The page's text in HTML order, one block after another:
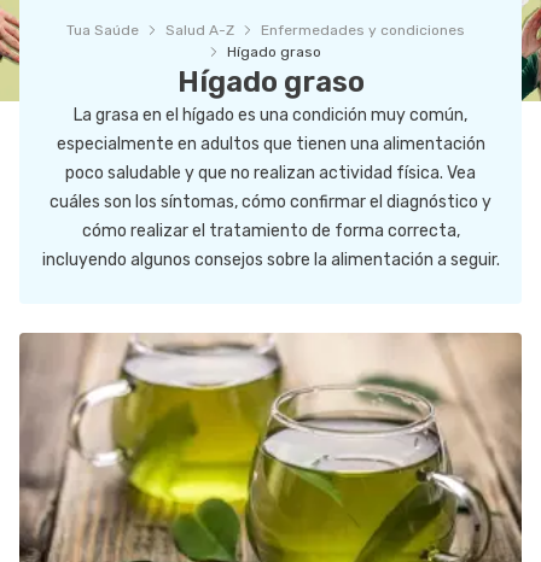
EMBARAZO
BIENESTAR
SIGUE TUA SAÚDE EN LAS REDES SOCIALES
Tua Saúde Salud A-Z
Enfermedades y condiciones
Hígado graso
Hígado graso
La grasa en el hígado es una condición muy común,
especialmente en adultos que tienen una alimentación
poco saludable y que no realizan actividad física. Vea
cuáles son los síntomas, cómo confirmar el diagnóstico y
cómo realizar el tratamiento de forma correcta,
incluyendo algunos consejos sobre la alimentación a seguir.